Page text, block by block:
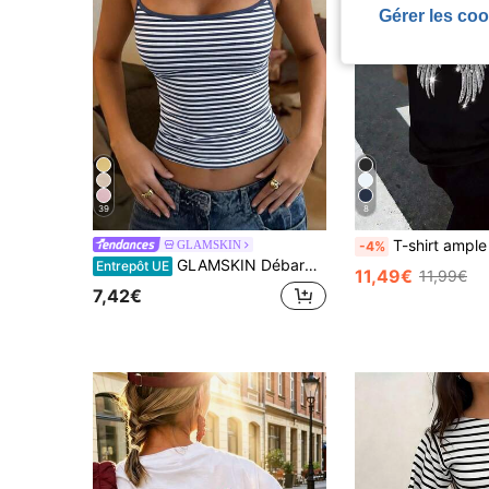
39
GLAMSKIN
Entrepôt UE GLAMSKIN Débardeur ajusté style lingerie rayé pour femmes, été/automne, débardeur court basique décontracté Y2K de couleur unie, streetwear quotidien de rentrée scolaire et vacances à la plage
7,42€
8
-4% T-shirt ample à épaules asymétriques avec ailes d'ange brodées de
11,49€ 11,99€
Gérer les